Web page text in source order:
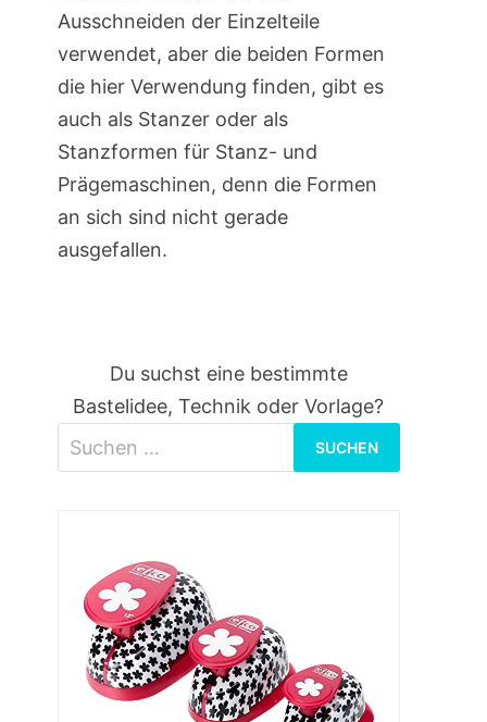
Ausschneiden der Einzelteile
verwendet, aber die beiden Formen
die hier Verwendung finden, gibt es
auch als Stanzer oder als
Stanzformen für Stanz- und
Prägemaschinen, denn die Formen
an sich sind nicht gerade
ausgefallen.
Du suchst eine bestimmte
Bastelidee, Technik oder Vorlage?
nach: